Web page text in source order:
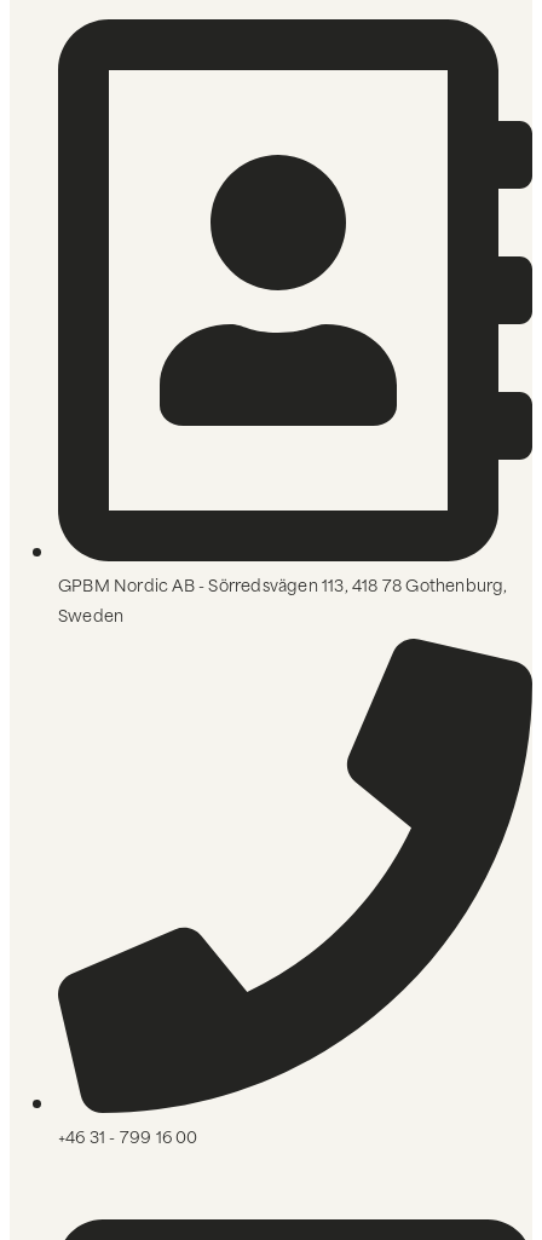
GPBM Nordic AB - Sörredsvägen 113, 418 78 Gothenburg,
Sweden
+46 31 - 799 16 00